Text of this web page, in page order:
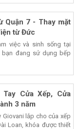
Quận 7 - Thay mặt
từ Đức
việc và sinh sống tại
bạn đang sử dụng bếp
Tay Cửa Xếp, Cửa
3 năm
Giovani lắp cho của xếp
Loan, khóa được thiết